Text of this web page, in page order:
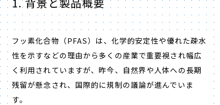
フッ素化合物（PFAS）は、化学的安定性や優れた疎水
性を示すなどの理由から多くの産業で重要視され幅広
く利用されていますが、昨今、自然界や人体への長期
残留が懸念され、国際的に規制の議論が進んでいま
す。